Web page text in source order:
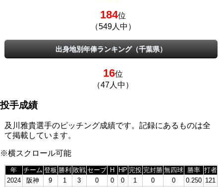
184位
（549人中）
出身地別年俸ランキング（千葉県）
16位
（47人中）
投手成績
及川雅貴選手のピッチング成績です。記録にあるものは全
て掲載しています。
※横スクロール可能
年 チーム 登板 勝利 敗戦 セーブ H HP 完投 完封勝 無四球 勝率 打者
2024
阪神 9 1 3 0 0 0 1 0 0 0.250 121